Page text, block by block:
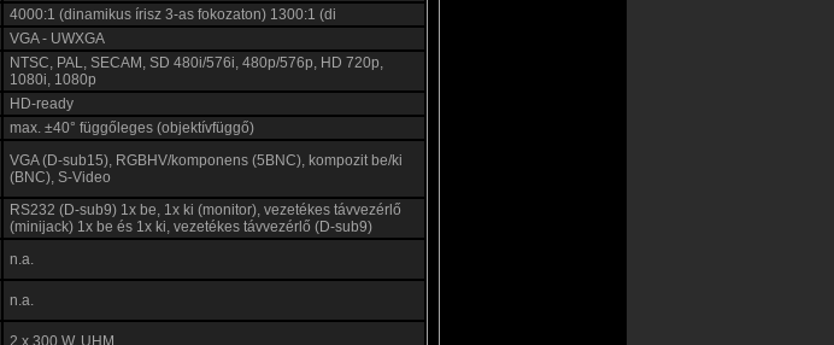
4000:1 (dinamikus írisz 3-as fokozaton) 1300:1 (di
VGA - UWXGA
NTSC, PAL, SECAM, SD 480i/576i, 480p/576p, HD 720p,
1080i, 1080p
HD-ready
max. ±40° függőleges (objektívfüggő)
VGA (D-sub15), RGBHV/komponens (5BNC), kompozit be/ki
(BNC), S-Video
RS232 (D-sub9) 1x be, 1x ki (monitor), vezetékes távvezérlő
(minijack) 1x be és 1x ki, vezetékes távvezérlő (D-sub9)
n.a.
n.a.
2 x 300 W, UHM